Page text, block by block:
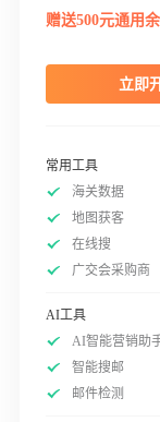
赠送500元通用
立即
常用工具
海关数据
地图获客
在线搜
广交会采购商
AI工具
AI智能营销助
智能搜邮
邮件检测